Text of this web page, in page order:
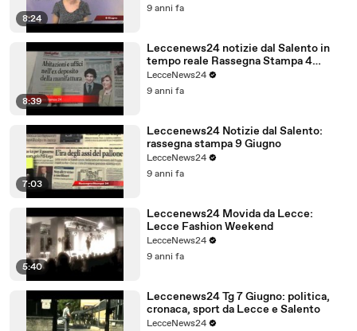
8:24
9 anni fa
8:39
Leccenews24 notizie dal Salento in
tempo reale Rassegna Stampa 4
Giugno
LecceNews24
9 anni fa
7:03
Leccenews24 Notizie dal Salento:
rassegna stampa 9 Giugno
LecceNews24
9 anni fa
5:40
Leccenews24 Movida da Lecce:
Lecce Fashion Weekend
LecceNews24
9 anni fa
Leccenews24 Tg 7 Giugno: politica,
cronaca, sport da Lecce e Salento
LecceNews24